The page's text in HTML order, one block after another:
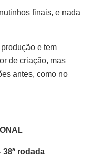
finais, e nada
e tem
de criação, mas
antes, como no
rodada